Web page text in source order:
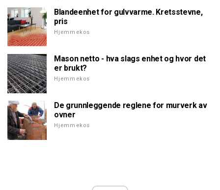
Blandeenhet for gulvvarme. Kretsstevne,
pris
Hjemmekos
Mason netto - hva slags enhet og hvor det
er brukt?
Hjemmekos
De grunnleggende reglene for murverk av
ovner
Hjemmekos